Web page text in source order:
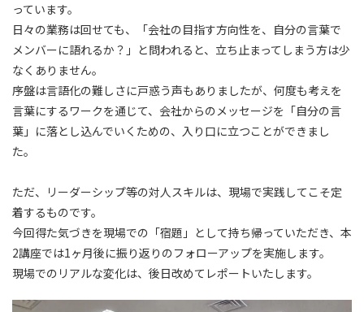
っています。
日々の業務は回せても、「会社の目指す方向性を、自分の言葉で
メンバーに語れるか？」と問われると、立ち止まってしまう方は少
なくありません。
序盤は言語化の難しさに戸惑う声もありましたが、何度も考えを
言葉にするワークを通じて、会社からのメッセージを「自分の言
葉」に落とし込んでいくための、入り口に立つことができまし
た。
ただ、リーダーシップ等の対人スキルは、現場で実践してこそ定
着するものです。
今回得た気づきを現場での「宿題」として持ち帰っていただき、本
2講座では1ヶ月後に振り返りのフォローアップを実施します。
現場でのリアルな変化は、後日改めてレポートいたします。